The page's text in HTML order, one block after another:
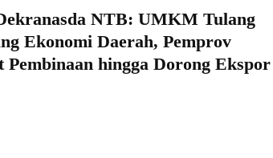
NTB: UMKM Tulang
Ekonomi Daerah, Pemprov
Pembinaan hingga Dorong Ekspor